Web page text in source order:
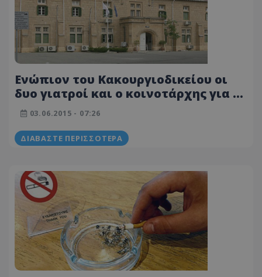
Ενώπιον του Κακουργιοδικείου οι
δυο γιατροί και ο κοινοτάρχης για το
κύκλωμα διακίνησης αλλοδαπών
03.06.2015 - 07:26
ΔΙΑΒΆΣΤΕ ΠΕΡΙΣΣΌΤΕΡΑ